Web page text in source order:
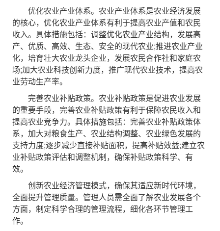
优化农业产业体系。农业产业体系是农业经济发展
的核心，优化农业产业体系有利于提高农业产值和农民
收入。具体措施包括：调整优化农业产业结构，发展高
产、优质、高效、生态、安全的现代农业;推进农业产业
化，培育壮大农业龙头企业，发展农民合作社和家庭农
场;加大农业科技创新力度，推广现代农业技术，提高农
业劳动生产率。
完善农业补贴政策。农业补贴政策是促进农业发展
的重要手段，完善农业补贴政策有利于保障农民收入和
提高农业竞争力。具体措施包括：完善农业补贴政策体
系，加大对粮食生产、农业结构调整、农业绿色发展的
支持力度;逐步减少直接补贴面积，提高补贴效益;建立农
业补贴政策评估和调整机制，确保补贴政策科学、有
效。
创新农业经济管理模式，确保其适应新时代环境，
全面提升管理质量。管理人员需全面了解农业发展各个
方面，制定科学合理的管理流程，细化各环节管理工
作。